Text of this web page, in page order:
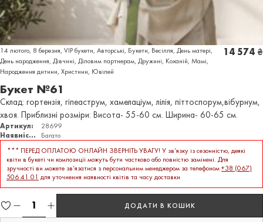
14 лютого, 8 березня, VIP букети, Авторські, Букети, Весілля, День матері,
День народження, Дівчині, Діловим партнерам, Дружині, Коханій, Мамі,
Народження дитини, Христини, Ювілей
Букет №61
14 574 ₴
Склад: гортензія, гіпеаструм, хамелаціум, лілія, піттоспорум,вібурнум,
хвоя. Приблизні розміри: Висота- 55-60 см. Ширина- 60-65 см.
Артикул:
28699
Наявність:
Багато
*** ПЕРЕД ОПЛАТОЮ ОНЛАЙН ЗВЕРНІТЬ УВАГУ! У зв’язку із сезонністю, деякі
квіти в букеті чи композиції можуть бути частково або повністю замінені. Для
зручності ви можете зв’язатися з персональним менеджером за телефоном+38 (067)
506 41 01 для уточнення наявності квітів та часу доставки
ДОДАТИ В КОШИК